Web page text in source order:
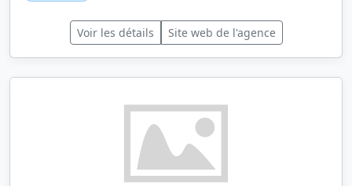
Voir les détails Site web de l'agence